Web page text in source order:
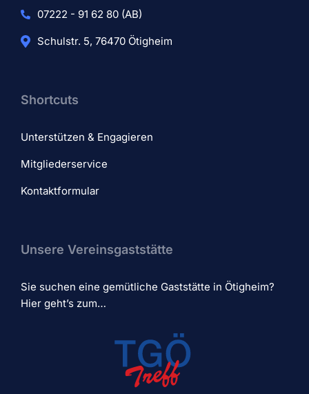
07222 - 91 62 80 (AB)
Schulstr. 5, 76470 Ötigheim
Shortcuts
Unterstützen & Engagieren
Mitgliederservice
Kontaktformular
Unsere Vereinsgaststätte
Sie suchen eine gemütliche Gaststätte in Ötigheim?
Hier geht’s zum…